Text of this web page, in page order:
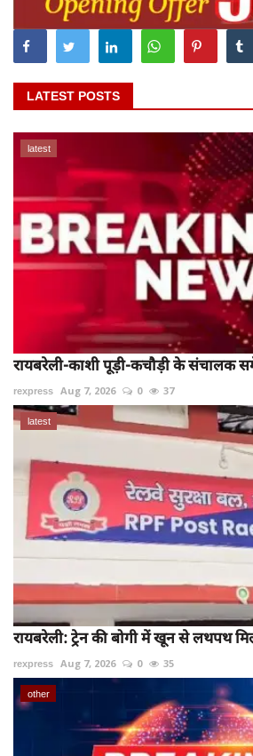
LATEST POSTS
latest
रायबरेली-काशी पूड़ी-कचौड़ी के संचालक
rexpress Aug 7, 2026 0 37
latest
रायबरेली: ट्रेन की बोगी में खून से लथपथ
rexpress Aug 7, 2026 0 35
other